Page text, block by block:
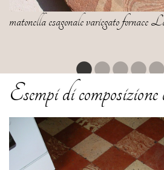
matonella esagonale variegato fornace
Esempi di